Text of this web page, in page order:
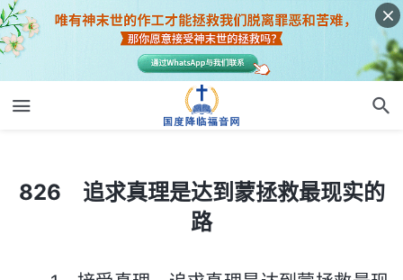
826 追求真理是达到蒙拯救最现实的路
826 追求真理是达到蒙拯救最现实的
路